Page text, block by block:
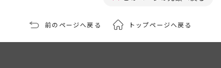
前のページへ戻る トップページへ戻る